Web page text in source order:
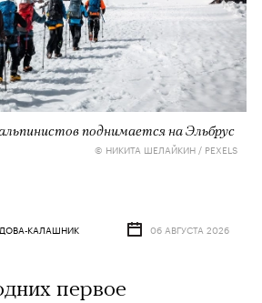
поднимается на Эльбрус
© НИКИТА ШЕЛАЙКИН / PEXELS
КАЛАШНИК 06 АВГУСТА 2026
первое